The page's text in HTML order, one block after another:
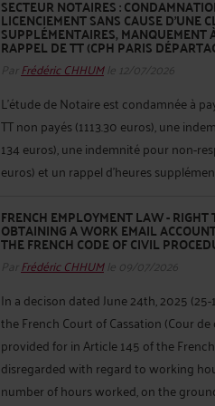
SECTEUR NOTAIRES :
LICENCIEMENT SANS CAUSE D’UNE
SUPPLÉMENTAIRES, MANQUEMENT
RAPPEL DE TT (CPH PARIS
Par Frédéric CHHUMle 12/07/2026
L’étude de Notaire est condamnée à
TT non payés (1113.30 euros), une
134 euros), une indemnité pour non-
euros) et un rappel d’heures
FRENCH EMPLOYMENT LAW - RIGHT
OBTAINING A WORK EMAIL
THE FRENCH CODE OF CIVIL
Par Frédéric CHHUMle 09/07/2026
In a decison dated June 24th, 2025
the French Court of Cassation (Cour
provided for in Article 145 of the
disregarded with regard to working
number of hours worked, on the